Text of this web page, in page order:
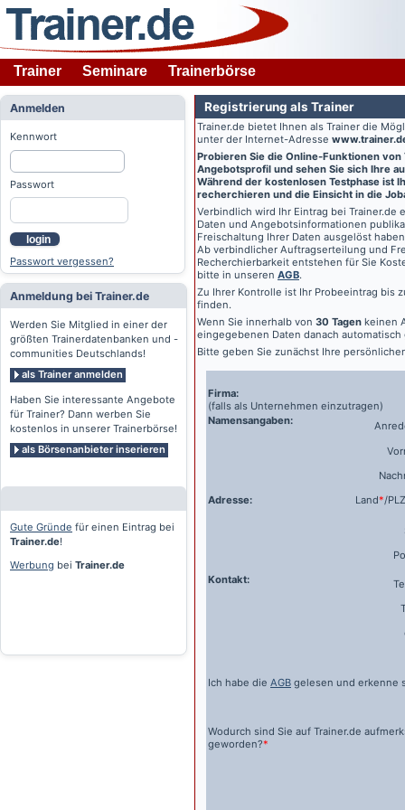
Trainer Seminare Trainerbörse
Anmelden
Kennwort
Passwort
login
Passwort vergessen?
Anmeldung bei Trainer.de
Werden Sie Mitglied in einer der
größten Trainerdatenbanken und -
communities Deutschlands!
als Trainer anmelden
Haben Sie interessante Angebote
für Trainer? Dann werben Sie
kostenlos in unserer Trainerbörse!
als Börsenanbieter inserieren
Gute Gründe für einen Eintrag bei
Trainer.de!
Werbung bei Trainer.de
Registrierung als Trainer
Trainer.de bietet Ihnen als Trainer die
unter der Internet-Adresse
Probieren Sie die Online-Funktionen von
Angebotsprofil und sehen Sie sich Ihre
Während der kostenlosen Testphase ist
recherchieren und die Einsicht in die
Verbindlich wird Ihr Eintrag bei Trainer.de
Daten und Angebotsinformationen
Freischaltung Ihrer Daten ausgelöst
Ab verbindlicher Auftragserteilung und
Recherchierbarkeit entstehen für Sie
bitte in unseren AGB.
Zu Ihrer Kontrolle ist Ihr Probeeintrag bis
finden.
Wenn Sie innerhalb von 30 Tagen keinen
eingegebenen Daten danach automatisch
Bitte geben Sie zunächst Ihre
Firma:
(falls als Unternehmen einzutragen)
Namensangaben:
Adresse:
Land*/PLZ
Kontakt:
Ich habe die AGB gelesen und erkenne
Wodurch sind Sie auf Trainer.de
geworden?*